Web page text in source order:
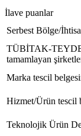
İlave puanlar
Serbest Bölge/
TÜBİTAK-
tamamlayan
Marka tescil
Hizmet/Ürün tescil
Teknolojik Ürün